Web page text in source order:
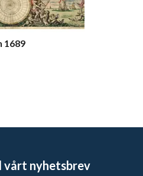
1689
vårt nyhetsbrev